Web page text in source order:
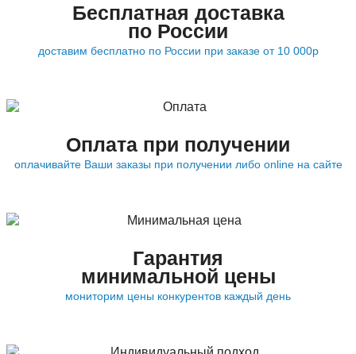
Бесплатная доставка
по России
доставим бесплатно по России при заказе от 10 000р
Оплата при получении
оплачивайте Ваши заказы при получении либо online на сайте
Гарантия
минимальной цены
мониторим цены конкурентов каждый день